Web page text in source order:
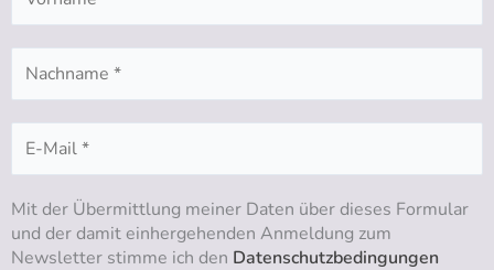
Mit der Übermittlung meiner Daten über dieses Formular
und der damit einhergehenden Anmeldung zum
Newsletter stimme ich den Datenschutzbedingungen